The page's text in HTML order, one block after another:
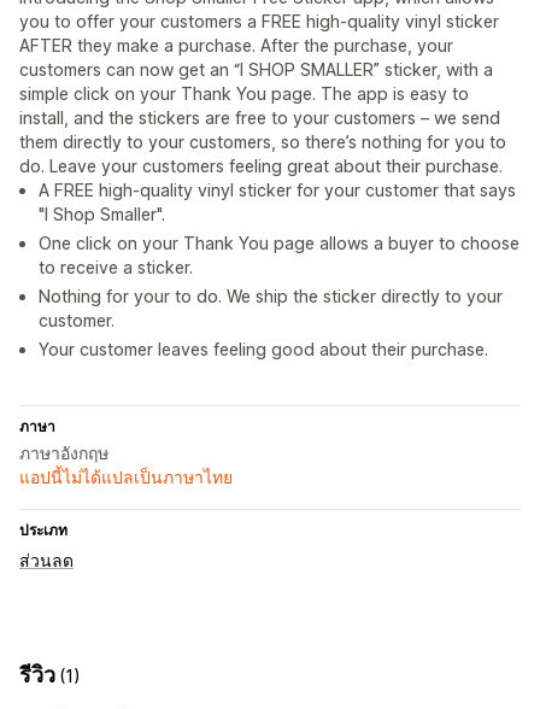
you to offer your customers a FREE high-quality vinyl sticker
AFTER they make a purchase. After the purchase, your
customers can now get an “I SHOP SMALLER” sticker, with a
simple click on your Thank You page. The app is easy to
install, and the stickers are free to your customers – we send
them directly to your customers, so there’s nothing for you to
do. Leave your customers feeling great about their purchase.
A FREE high-quality vinyl sticker for your customer that says
"I Shop Smaller".
One click on your Thank You page allows a buyer to choose
to receive a sticker.
Nothing for your to do. We ship the sticker directly to your
customer.
Your customer leaves feeling good about their purchase.
ภาษา
ภาษาอังกฤษ
แอปนี้ไม่ได้แปลเป็นภาษาไทย
ประเภท
ส่วนลด
รีวิว (1)